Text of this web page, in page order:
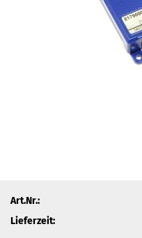
Art.Nr.:
Lieferzeit: